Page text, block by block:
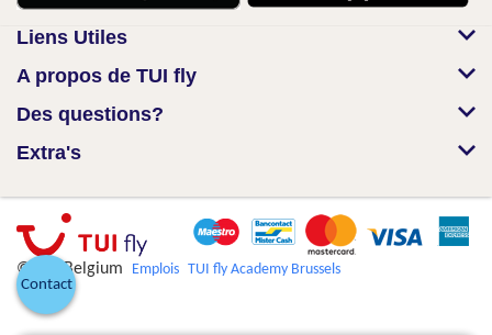
Liens Utiles
A propos de TUI fly
Des questions?
Extra's
© TUI Belgium Emplois TUI fly Academy Brussels
Contact